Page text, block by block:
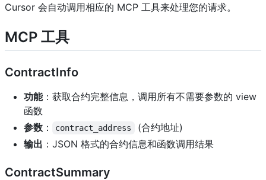
Cursor 会自动调用相应的 MCP 工具来处理您的请求。
MCP 工具
ContractInfo
功能：获取合约完整信息，调用所有不需要参数的 view
函数
参数 ： contract_address
(合约地址)
输出 ：JSON 格式的合约信息和函数调用结果
ContractSummary